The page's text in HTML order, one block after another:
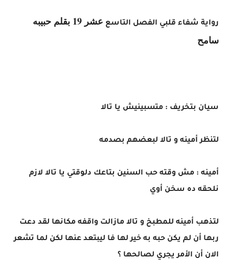
رواية شفاء قلبي الفصل التاسع
عشر 19 بقلم حبيبه
سامح
سيان بتخريف : متسبينيش يا تالا
لتنظر أمينه و تالا لبعضهم بصدمه
أمينه : مش وقته حب السنين بتاعك دلوقتي يا تالا لازم
نلحقه ده سخن أوي
لتذهب أمينه للمطبخ و تالا مازالت واقفه مكانها لقد دعت
ربها أن لم يكن حبه به خير لها فا ليبتعد عنها لكن لما تشعر
الان أن الأمر يجري لصالحها ؟